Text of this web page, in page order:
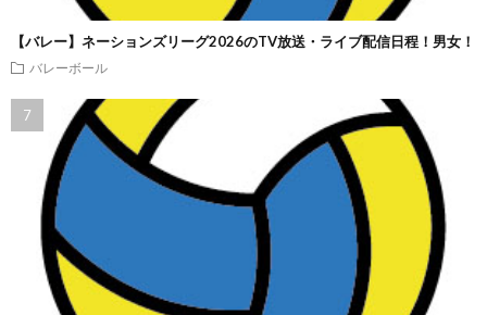
【バレー】ネーションズリーグ2026のTV放送・ライブ配信日程！男女！
バレーボール